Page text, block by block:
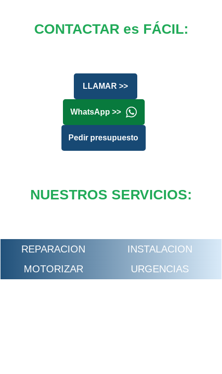
CONTACTAR es FÁCIL:
LLAMAR >>
WhatsApp >>
Pedir presupuesto
NUESTROS SERVICIOS:
REPARACION
INSTALACION
MOTORIZAR
URGENCIAS